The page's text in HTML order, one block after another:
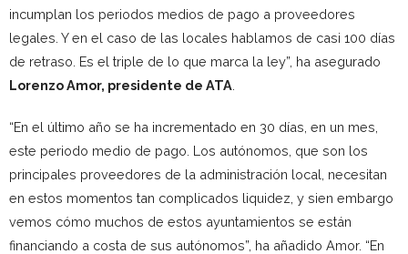
incumplan los periodos medios de pago a proveedores
legales. Y en el caso de las locales hablamos de casi 100 días
de retraso. Es el triple de lo que marca la ley”, ha asegurado
Lorenzo Amor, presidente de ATA
“En el último año se ha incrementado en 30 días, en un mes,
este periodo medio de pago. Los autónomos, que son los
principales proveedores de la administración local, necesitan
en estos momentos tan complicados liquidez, y sien embargo
vemos cómo muchos de estos ayuntamientos se están
financiando a costa de sus autónomos”, ha añadido Amor. “En